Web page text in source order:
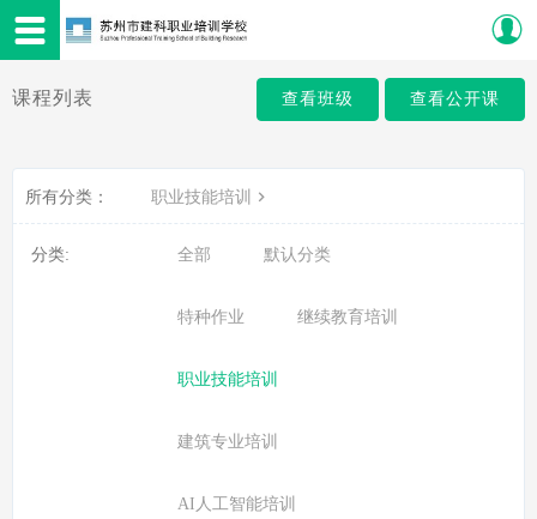
课程列表 查看班级 查看公开课
所有分类： 职业技能培训
分类: 全部 默认分类
特种作业 继续教育培训
职业技能培训
建筑专业培训
AI人工智能培训